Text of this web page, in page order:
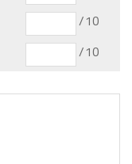
/10
/10